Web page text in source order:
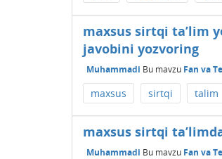
maxsus sirtqi ta’lim
javobini yozvoring
Muhammadi Bu mavzu Fan va
maxsus sirtqi talim
maxsus sirtqi
Muhammadi Bu mavzu Fan va